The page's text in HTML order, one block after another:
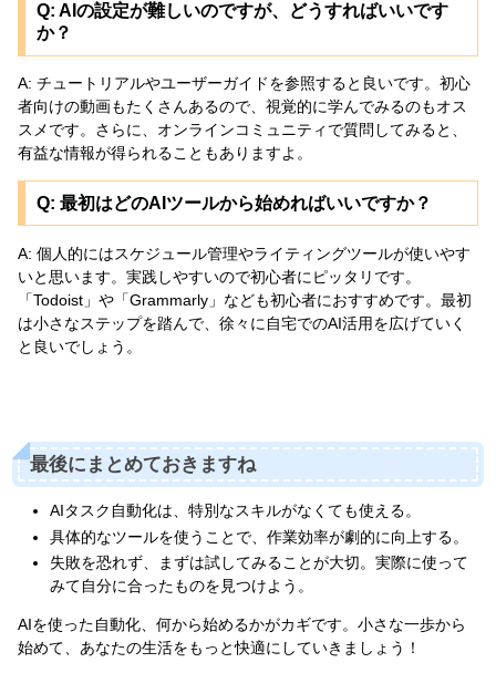
Q: AIの設定が難しいのですが、どうすればいいです
か？
A: チュートリアルやユーザーガイドを参照すると良いです。初心
者向けの動画もたくさんあるので、視覚的に学んでみるのもオス
スメです。さらに、オンラインコミュニティで質問してみると、
有益な情報が得られることもありますよ。
Q: 最初はどのAIツールから始めればいいですか？
A: 個人的にはスケジュール管理やライティングツールが使いやす
いと思います。実践しやすいので初心者にピッタリです。
「Todoist」や「Grammarly」なども初心者におすすめです。最初
は小さなステップを踏んで、徐々に自宅でのAI活用を広げていく
と良いでしょう。
最後にまとめておきますね
AIタスク自動化は、特別なスキルがなくても使える。
具体的なツールを使うことで、作業効率が劇的に向上する。
失敗を恐れず、まずは試してみることが大切。実際に使って
みて自分に合ったものを見つけよう。
AIを使った自動化、何から始めるかがカギです。小さな一歩から
始めて、あなたの生活をもっと快適にしていきましょう！